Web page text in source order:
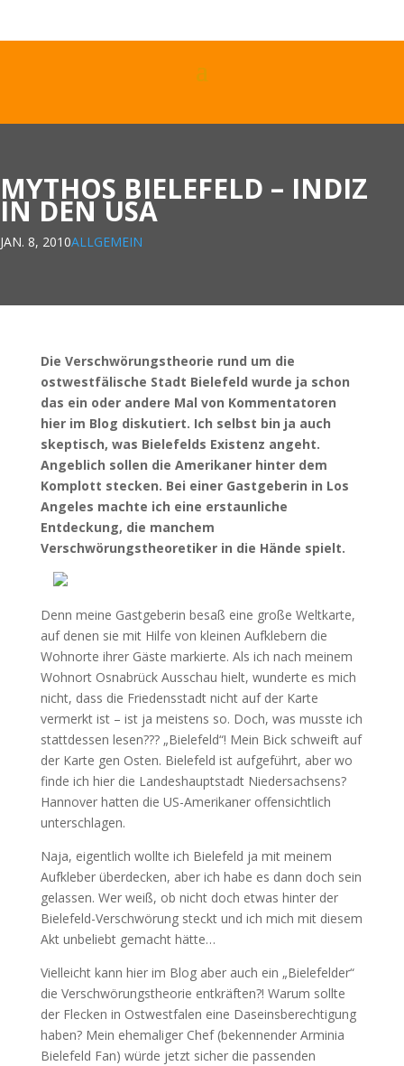
MYTHOS BIELEFELD – INDIZ
IN DEN USA
JAN. 8, 2010ALLGEMEIN
Die Verschwörungstheorie rund um die
ostwestfälische Stadt Bielefeld wurde ja schon
das ein oder andere Mal von Kommentatoren
hier im Blog diskutiert. Ich selbst bin ja auch
skeptisch, was Bielefelds Existenz angeht.
Angeblich sollen die Amerikaner hinter dem
Komplott stecken. Bei einer Gastgeberin in Los
Angeles machte ich eine erstaunliche
Entdeckung, die manchem
Verschwörungstheoretiker in die Hände spielt.
Denn meine Gastgeberin besaß eine große Weltkarte,
auf denen sie mit Hilfe von kleinen Aufklebern die
Wohnorte ihrer Gäste markierte. Als ich nach meinem
Wohnort Osnabrück Ausschau hielt, wunderte es mich
nicht, dass die Friedensstadt nicht auf der Karte
vermerkt ist – ist ja meistens so. Doch, was musste ich
stattdessen lesen??? „Bielefeld“! Mein Bick schweift auf
der Karte gen Osten. Bielefeld ist aufgeführt, aber wo
finde ich hier die Landeshauptstadt Niedersachsens?
Hannover hatten die US-Amerikaner offensichtlich
unterschlagen.
Naja, eigentlich wollte ich Bielefeld ja mit meinem
Aufkleber überdecken, aber ich habe es dann doch sein
gelassen. Wer weiß, ob nicht doch etwas hinter der
Bielefeld-Verschwörung steckt und ich mich mit diesem
Akt unbeliebt gemacht hätte…
Vielleicht kann hier im Blog aber auch ein „Bielefelder“
die Verschwörungstheorie entkräften?! Warum sollte
der Flecken in Ostwestfalen eine Daseinsberechtigung
haben? Mein ehemaliger Chef (bekennender Arminia
Bielefeld Fan) würde jetzt sicher die passenden